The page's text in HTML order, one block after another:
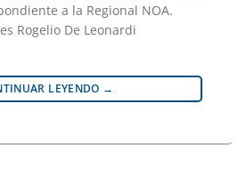
a la Regional NOA.
Rogelio De Leonardi
LEYENDO →